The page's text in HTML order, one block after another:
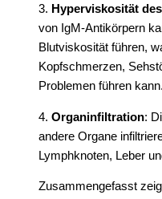
3. Hyperviskosität
von IgM-Antikörpern
Blutviskosität führen,
Kopfschmerzen,
Problemen führen kann.
4. Organinfiltration:
andere Organe
Lymphknoten, Leber
Zusammengefasst